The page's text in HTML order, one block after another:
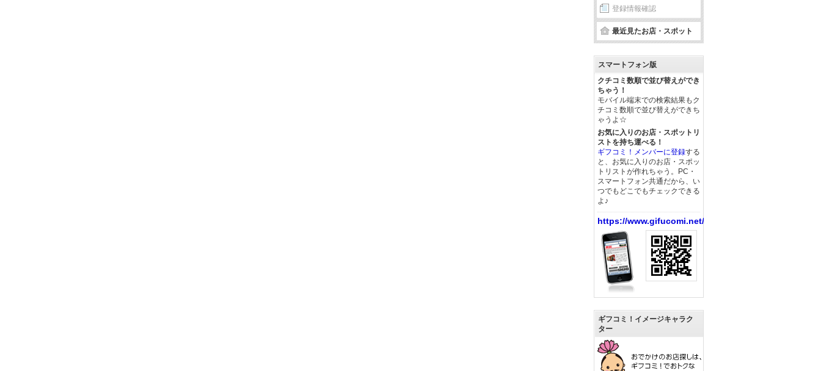
登録情報確認
最近見たお店・スポット
スマートフォン版
クチコミ数順で並び替えができ
ちゃう！
モバイル端末での検索結果もク
チコミ数順で並び替えができち
ゃうよ☆
お気に入りのお店・スポットリ
ストを持ち運べる！
ギフコミ！メンバーに登録する
と、お気に入りのお店・スポッ
トリストが作れちゃう。PC・
スマートフォン共通だから、い
つでもどこでもチェックできる
よ♪
https://www.gifucomi.net/
ギフコミ！イメージキャラク
ター